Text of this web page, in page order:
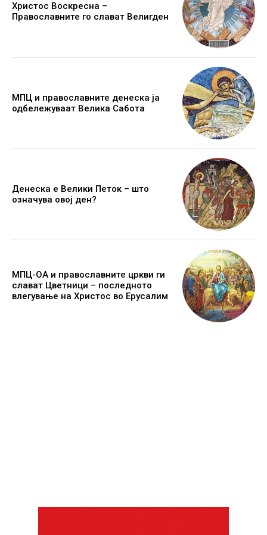
Христос Воскресна –
Православните го слават Велигден
МПЦ и православните денеска ја
одбележуваат Велика Сабота
Денеска е Велики Петок – што
означува овој ден?
МПЦ-ОА и православните цркви ги
слават Цветници – последното
влегување на Христос во Ерусалим